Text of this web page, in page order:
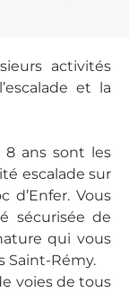
activités
et la
ans sont les
escalade sur
d’Enfer. Vous
sécurisée de
qui vous
Saint-Rémy.
voies de tous